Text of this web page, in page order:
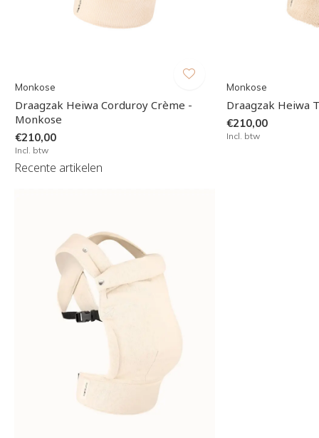
Monkose
Draagzak Heiwa Corduroy Crème -
Monkose
€210,00
Incl. btw
Monkose
Draagzak Heiwa
€210,00
Incl. btw
Recente artikelen